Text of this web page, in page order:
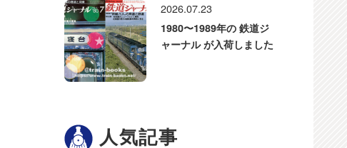
2026.07.23
1980〜1989年の 鉄道ジ
ャーナル が入荷しました
人気記事